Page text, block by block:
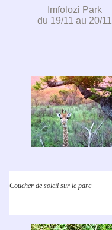
Imfolozi Park
du 19/11 au 20/11
Coucher de soleil sur le parc